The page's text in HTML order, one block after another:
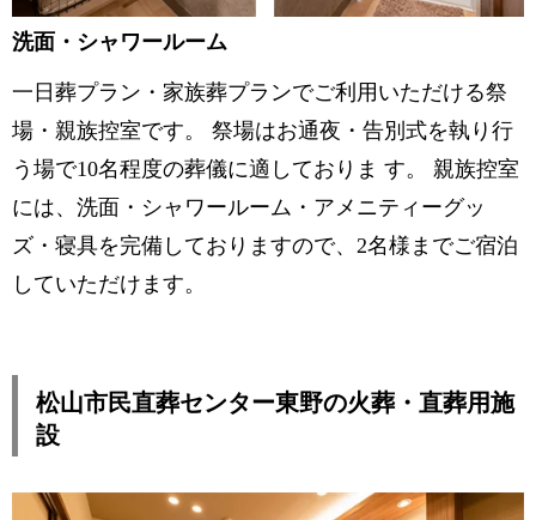
洗面・シャワールーム
一日葬プラン・家族葬プランでご利用いただける祭
場・親族控室です。 祭場はお通夜・告別式を執り行
う場で10名程度の葬儀に適しておりま す。 親族控室
には、洗面・シャワールーム・アメニティーグッ
ズ・寝具を完備しておりますので、2名様までご宿泊
していただけます。
松山市民直葬センター東野の火葬・直葬用施
設